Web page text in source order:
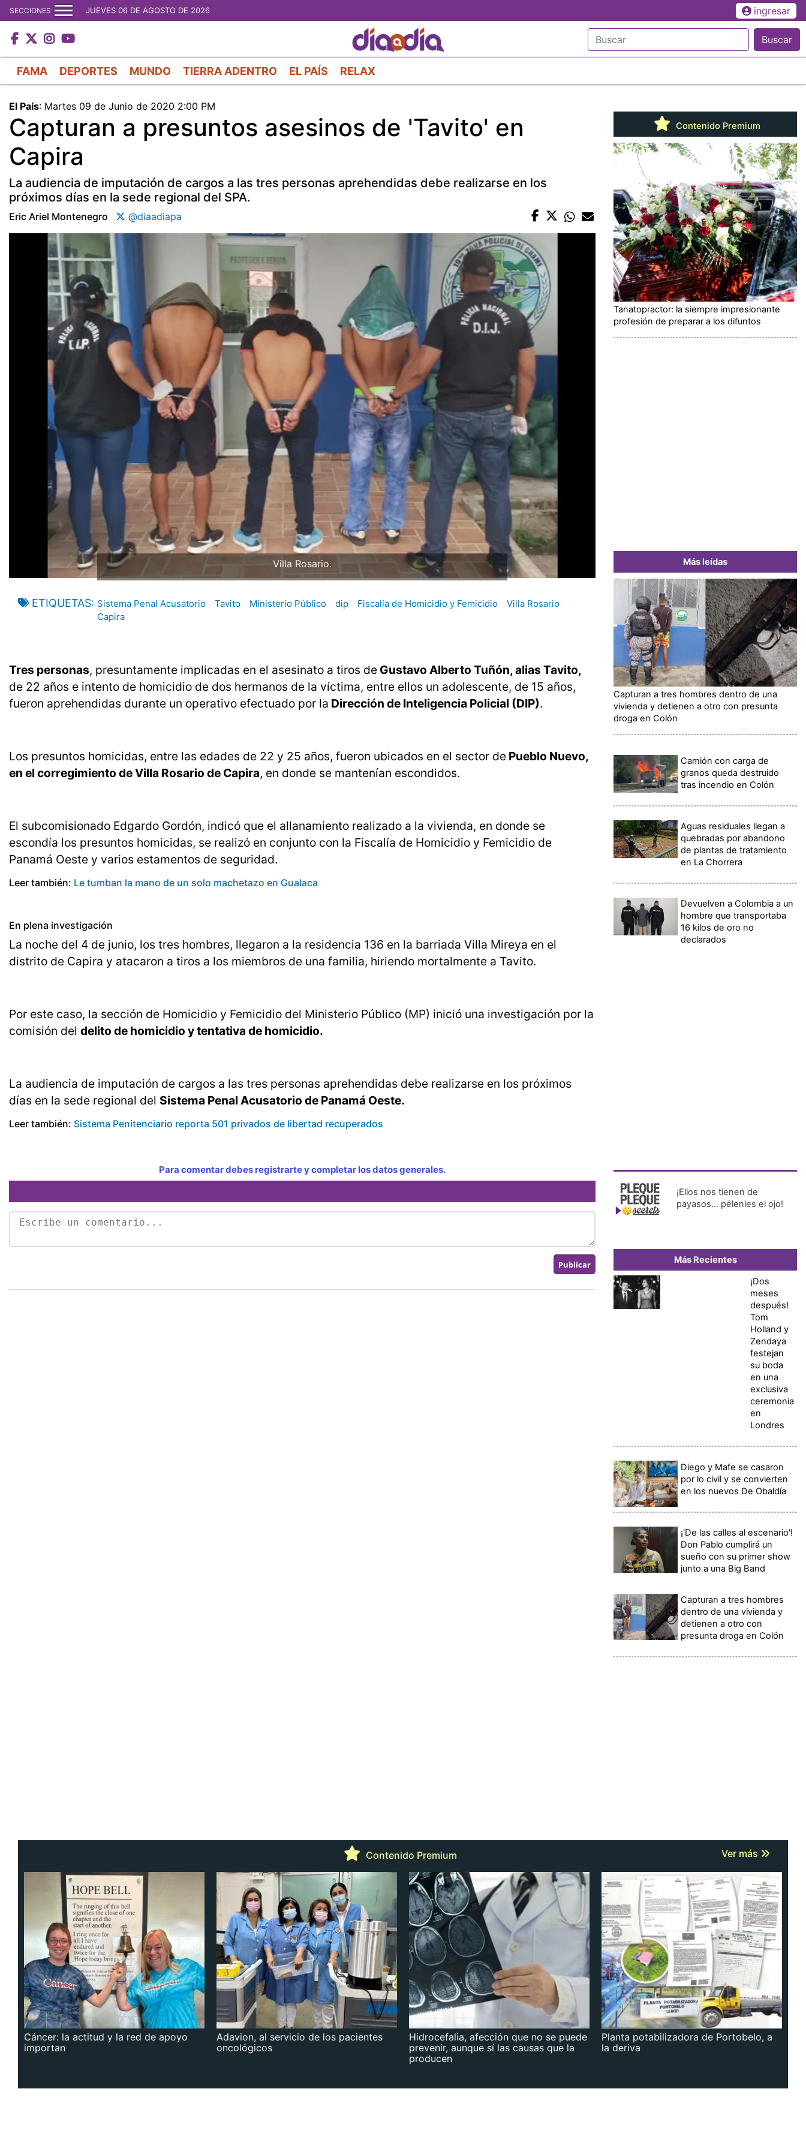
al
contenido
principal
SECCIONES JUEVES 06 DE AGOSTO DE 2026 ingresar
Buscar
FAMA DEPORTES MUNDO TIERRA ADENTRO EL PAÍS RELAX
El País: Martes 09 de Junio de 2020 2:00 PM
Capturan a presuntos asesinos de 'Tavito' en
Capira
La audiencia de imputación de cargos a las tres personas aprehendidas debe realizarse en los
próximos días en la sede regional del SPA.
Eric Ariel Montenegro @diaadiapa
Villa Rosario.
ETIQUETAS Sistema Penal Acusatorio Tavito Ministerio Público dip Fiscalía de Homicidio y Femicidio
Villa Rosario
Capira
Tres personas, presuntamente implicadas en el asesinato a tiros de Gustavo Alberto Tuñón, alias Tavito,
de 22 años e intento de homicidio de dos hermanos de la víctima, entre ellos un adolescente, de 15 años,
fueron aprehendidas durante un operativo efectuado por la Dirección de Inteligencia Policial (DIP).
Los presuntos homicidas, entre las edades de 22 y 25 años, fueron ubicados en el sector de Pueblo Nuevo,
en el corregimiento de Villa Rosario de Capira, en donde se mantenían escondidos.
El subcomisionado Edgardo Gordón, indicó que el allanamiento realizado a la vivienda, en donde se
escondía los presuntos homicidas, se realizó en conjunto con la Fiscalía de Homicidio y Femicidio de
Panamá Oeste y varios estamentos de seguridad.
Leer también: Le tumban la mano de un solo machetazo en Gualaca
En plena investigación
La noche del 4 de junio, los tres hombres, llegaron a la residencia 136 en la barriada Villa Mireya en el
distrito de Capira y atacaron a tiros a los miembros de una familia, hiriendo mortalmente a Tavito.
Por este caso, la sección de Homicidio y Femicidio del Ministerio Público (MP) inició una investigación por la
comisión del delito de homicidio y tentativa de homicidio.
La audiencia de imputación de cargos a las tres personas aprehendidas debe realizarse en los próximos
días en la sede regional del Sistema Penal Acusatorio de Panamá Oeste.
Leer también: Sistema Penitenciario reporta 501 privados de libertad recuperados
Para comentar debes registrarte y completar los datos generales.
Contenido Premium
Tanatopractor: la siempre impresionante
profesión de preparar a los difuntos
Más leídas
Capturan a tres hombres dentro de una
vivienda y detienen a otro con presunta
droga en Colón
Camión con carga de
granos queda destruido
tras incendio en Colón
Aguas residuales llegan a
quebradas por abandono
de plantas de tratamiento
en La Chorrera
Devuelven a Colombia a un
hombre que transportaba
16 kilos de oro no
declarados
¡Ellos nos tienen de
payasos… pélenles el ojo!
Más Recientes
¡Dos
meses
después!
Tom
Holland y
Zendaya
festejan
su boda
en una
exclusiva
ceremonia
en
Londres
Diego y Mafe se casaron
por lo civil y se convierten
en los nuevos De Obaldía
¡'De las calles al escenario'!
Don Pablo cumplirá un
sueño con su primer show
junto a una Big Band
Capturan a tres hombres
dentro de una vivienda y
detienen a otro con
presunta droga en Colón
Contenido Premium Ver más
Cáncer: la actitud y la red de apoyo
importan
Adavion, al servicio de los pacientes
oncológicos
Hidrocefalia, afección que no se puede
prevenir, aunque sí las causas que la
producen
Planta potabilizadora de Portobelo, a
la deriva